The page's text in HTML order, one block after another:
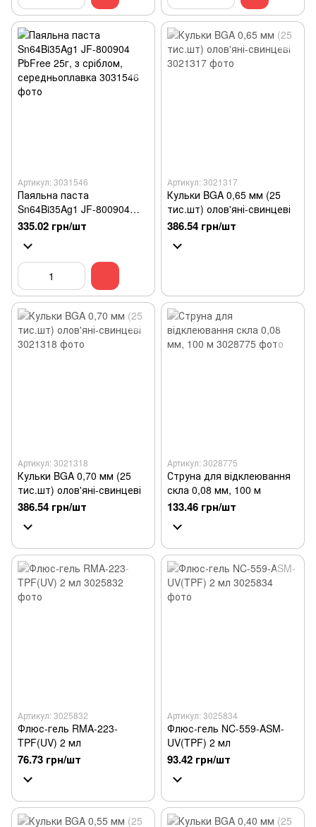
Артикул: 3031546
Паяльна паста
Sn64Bi35Ag1 JF-800904
PbFree 25г, з сріблом,
335.02 грн/шт
Артикул: 3021317
Кульки BGA 0,65 мм (25
тис.шт) олов'яні-свинцеві
386.54 грн/шт
Артикул: 3021318
Кульки BGA 0,70 мм (25
тис.шт) олов'яні-свинцеві
386.54 грн/шт
Артикул: 3028775
Струна для відклеювання
скла 0,08 мм, 100 м
133.46 грн/шт
Артикул: 3025832
Флюс-гель RMA-223-
TPF(UV) 2 мл
76.73 грн/шт
Артикул: 3025834
Флюс-гель NC-559-ASM-
UV(TPF) 2 мл
93.42 грн/шт